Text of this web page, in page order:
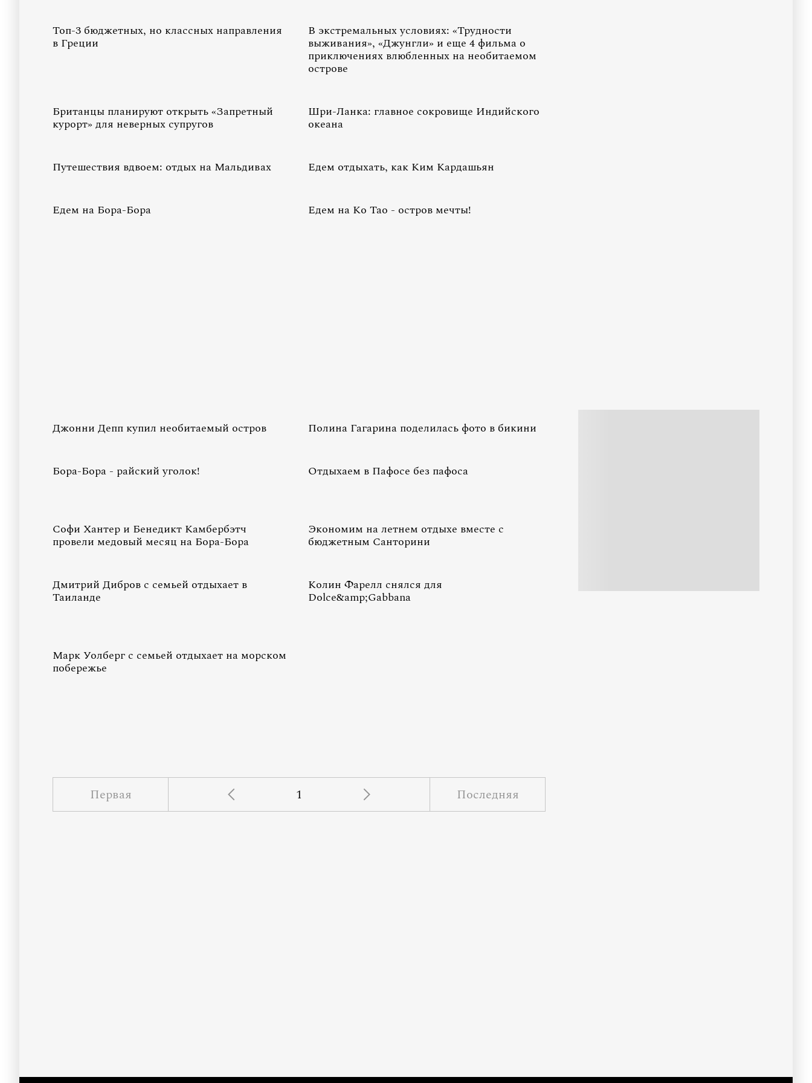
Топ-3 бюджетных, но классных направления
в Греции
В экстремальных условиях: «Трудности
выживания», «Джунгли» и еще 4 фильма о
приключениях влюбленных на необитаемом
острове
Британцы планируют открыть «Запретный
курорт» для неверных супругов
Шри-Ланка: главное сокровище Индийского
океана
Путешествия вдвоем: отдых на Мальдивах Едем отдыхать, как Ким Кардашьян
Едем на Бора-Бора Едем на Ко Тао - остров мечты!
Джонни Депп купил необитаемый остров Полина Гагарина поделилась фото в бикини
Бора-Бора - райский уголок! Отдыхаем в Пафосе без пафоса
Софи Хантер и Бенедикт Камбербэтч
провели медовый месяц на Бора-Бора
Экономим на летнем отдыхе вместе с
бюджетным Санторини
Дмитрий Дибров с семьей отдыхает в
Таиланде
Колин Фарелл снялся для
Dolce&amp;Gabbana
Марк Уолберг с семьей отдыхает на морском
побережье
Первая 1 Последняя